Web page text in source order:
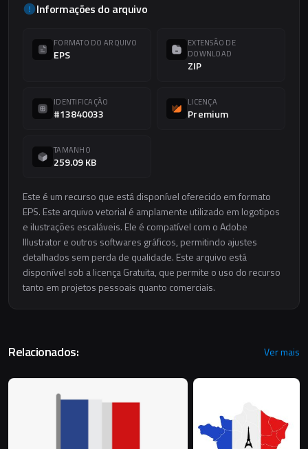
Informações do arquivo
FORMATO DO ARQUIVO
EPS
EXTENSÃO DE
DOWNLOAD
ZIP
IDENTIFICAÇÃO
#13840033
LICENÇA
Premium
TAMANHO
259.09 KB
Este é um recurso que está disponível oferecido em formato
EPS. Este arquivo vetorial é amplamente utilizado em logotipos
e ilustrações escaláveis. Ele é compatível com o Adobe
Illustrator e outros softwares gráficos, permitindo ajustes
detalhados sem perda de qualidade. Este arquivo está
disponível sob a licença Gratuita, que permite o uso do recurso
tanto em projetos pessoais quanto comerciais.
Relacionados: Ver mais